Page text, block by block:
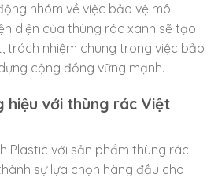
nhóm về việc bảo vệ môi
diện của thùng rác xanh sẽ tạo
trách nhiệm chung trong việc bảo
cộng đồng vững mạnh.
hiệu với thùng rác Việt
Plastic với sản phẩm thùng rác
sự lựa chọn hàng đầu cho